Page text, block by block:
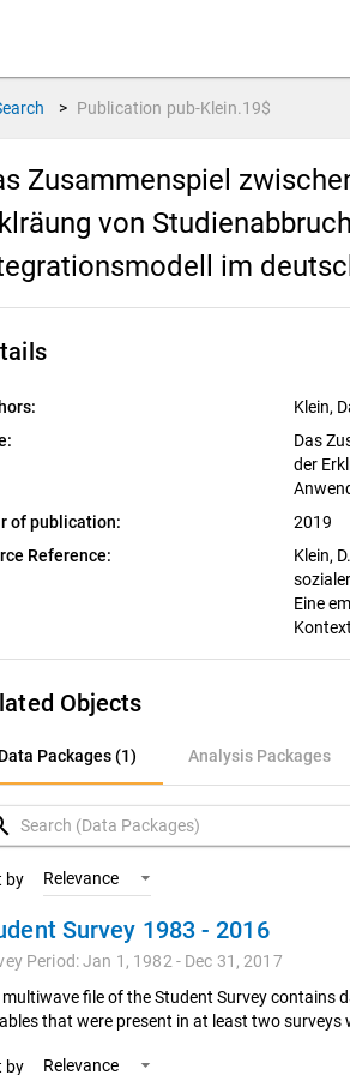
> Publication pub-Klein.19$
Zusammenspiel
von
im
Klein,
Das
der
of publication:
2019
Reference:
Klein,
Eine
Objects
Data Packages (1) Analysis Packages
Packages (1)
Packages
by Relevance
Survey 1983 - 2016
Period: Jan 1, 1982 - Dec 31, 2017
multiwave file of the Student Survey contains
that were present in at least two
by Relevance